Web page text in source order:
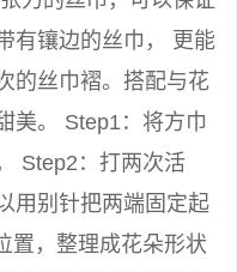
有镶边的丝巾， 更能
的丝巾褶。搭配与花
美。 Step1：将方巾
Step2：打两次活
用别针把两端固定起
置，整理成花朵形状